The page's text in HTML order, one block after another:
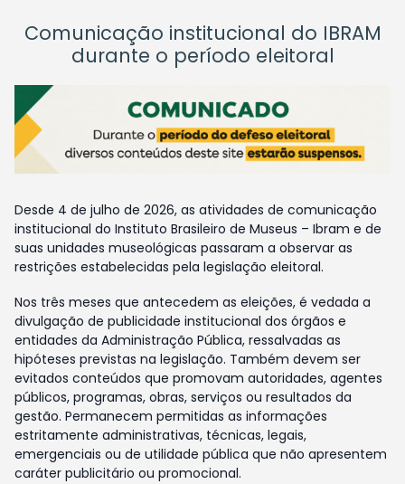
Comunicação institucional do IBRAM
durante o período eleitoral
Desde 4 de julho de 2026, as atividades de comunicação
institucional do Instituto Brasileiro de Museus – Ibram e de
suas unidades museológicas passaram a observar as
restrições estabelecidas pela legislação eleitoral.
Nos três meses que antecedem as eleições, é vedada a
divulgação de publicidade institucional dos órgãos e
entidades da Administração Pública, ressalvadas as
hipóteses previstas na legislação. Também devem ser
evitados conteúdos que promovam autoridades, agentes
públicos, programas, obras, serviços ou resultados da
gestão. Permanecem permitidas as informações
estritamente administrativas, técnicas, legais,
emergenciais ou de utilidade pública que não apresentem
caráter publicitário ou promocional.